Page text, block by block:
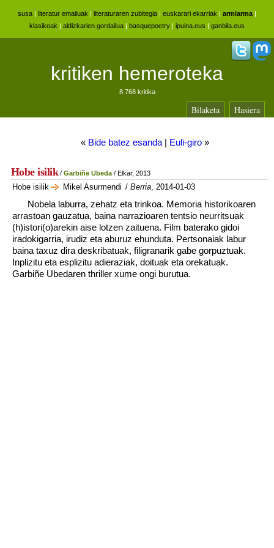
susa | literatur emailuak | literaturaren zubitegia | euskarari ekarriak | armiarma |
klasikoak | aldizkarien gordailua | basquepoetry | ipuina.eus | ganbila.eus
kritiken hemeroteka
8.768 kritika
Bilaketa Hasiera
« Bide batez esanda| Euli-giro»
Hobe isilik/Garbiñe Ubeda/ Elkar, 2013
Hobe isilik Mikel Asurmendi / Berria, 2014-01-03
Nobela laburra, zehatz eta trinkoa. Memoria historikoaren
arrastoan gauzatua, baina narrazioaren tentsio neurritsuak
(h)istori(o)arekin aise lotzen zaituena. Film baterako gidoi
iradokigarria, irudiz eta aburuz ehunduta. Pertsonaiak labur
baina taxuz dira deskribatuak, filigranarik gabe gorpuztuak.
Inplizitu eta esplizitu adieraziak, doituak eta orekatuak.
Garbiñe Ubedaren thriller xume ongi burutua.